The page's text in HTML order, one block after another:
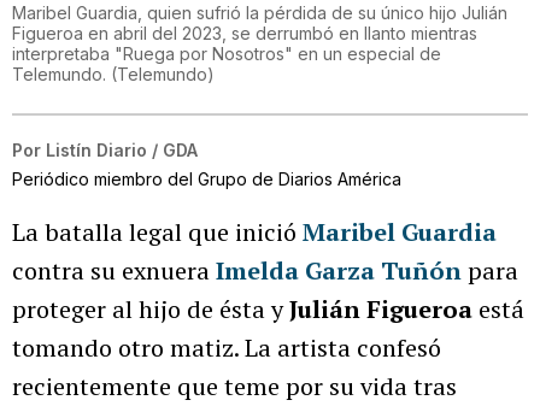
Maribel Guardia, quien sufrió la pérdida de su único hijo Julián
Figueroa en abril del 2023, se derrumbó en llanto mientras
interpretaba "Ruega por Nosotros" en un especial de
Telemundo. (Telemundo)
Por Listín Diario / GDA
Periódico miembro del Grupo de Diarios América
La batalla legal que inició Maribel Guardia
contra su exnueraImelda Garza Tuñónpara
proteger al hijo de ésta yJulián Figueroa está
tomando otro matiz. La artista confesó
recientemente que teme por su vida tras